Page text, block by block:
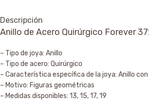
Descripción
Anillo de Acero Quirúrgico Forever
– Tipo de joya: Anillo
– Tipo de acero: Quirúrgico
– Característica específica de la joya: Anillo con
– Motivo: Figuras geométricas
– Medidas disponibles: 13, 15, 17, 19